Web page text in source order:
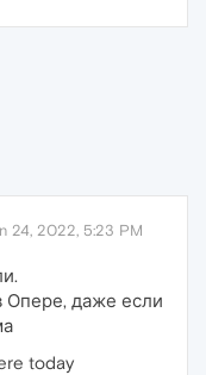
24, 2022, 5:23 PM
Опере, даже если
today